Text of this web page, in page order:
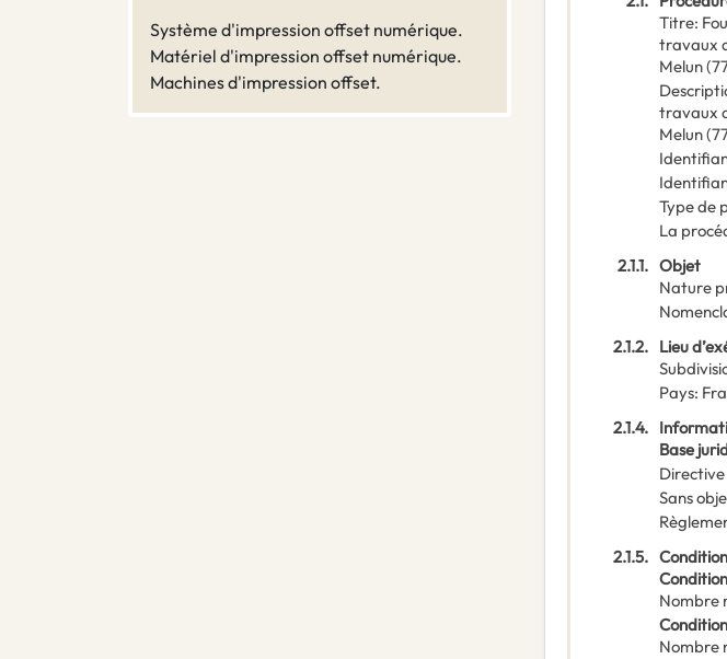
Système d'impression offset numérique.
Matériel d'impression offset numérique.
Machines d'impression offset.
Titre:
travaux
Melun
travaux
Melun
Type de
La
2.1.1. Objet
Nature
2.1.2. Lieu
Pays:
2.1.4.
Base
Sans
2.1.5.
Nombre
Nombre